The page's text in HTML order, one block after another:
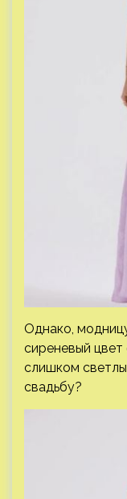
Однако,
сиреневый
слишком
свадьбу?